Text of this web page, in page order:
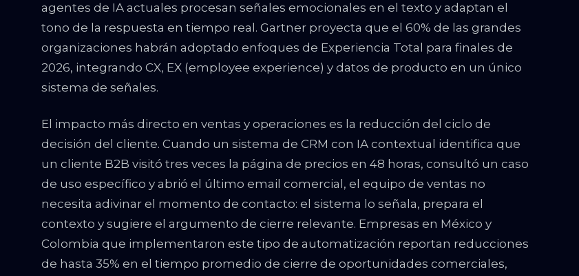
agentes de IA actuales procesan señales emocionales en el texto y adaptan el
tono de la respuesta en tiempo real. Gartner proyecta que el 60% de las grandes
organizaciones habrán adoptado enfoques de Experiencia Total para finales de
2026, integrando CX, EX (employee experience) y datos de producto en un único
sistema de señales.
El impacto más directo en ventas y operaciones es la reducción del ciclo de
decisión del cliente. Cuando un sistema de CRM con IA contextual identifica que
un cliente B2B visitó tres veces la página de precios en 48 horas, consultó un caso
de uso específico y abrió el último email comercial, el equipo de ventas no
necesita adivinar el momento de contacto: el sistema lo señala, prepara el
contexto y sugiere el argumento de cierre relevante. Empresas en México y
Colombia que implementaron este tipo de automatización reportan reducciones
de hasta 35% en el tiempo promedio de cierre de oportunidades comerciales,